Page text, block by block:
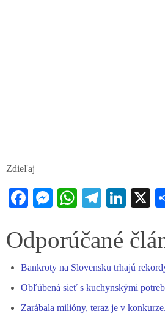
Zdieľaj
Fa
bo
ok
M
se
er
W
ts
pp
Te
gr
m
Li
ed
X
Odporúčané
Bankroty na Slovensku trhajú
Obľúbená sieť s kuchynskými
Zarábala milióny, teraz je v